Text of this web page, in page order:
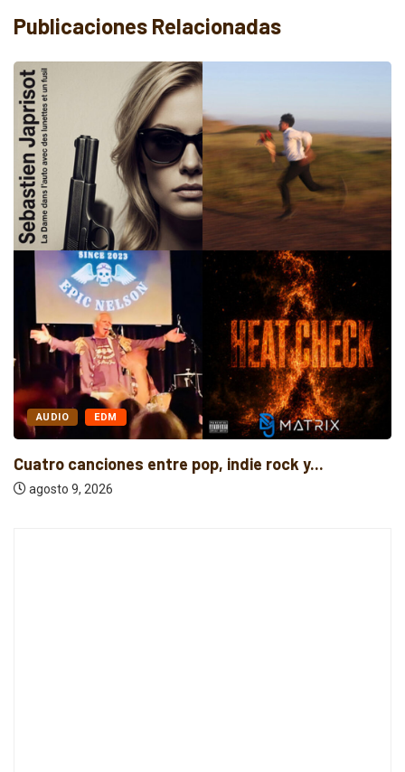
Publicaciones Relacionadas
AUDIO EDM
Cuatro canciones entre pop, indie rock y...
agosto 9, 2026